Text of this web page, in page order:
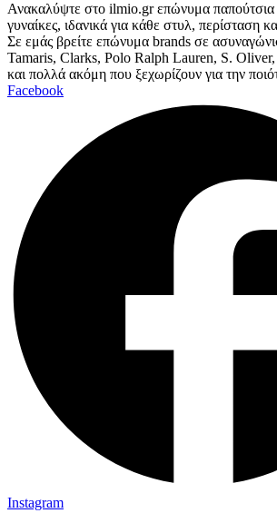
Ανακαλύψτε στο ilmio.gr επώνυμα παπούτσια
γυναίκες, ιδανικά για κάθε στυλ, περίσταση
Σε εμάς βρείτε επώνυμα brands σε
Tamaris, Clarks, Polo Ralph Lauren, S.
και πολλά ακόμη που ξεχωρίζουν για την
Facebook
Instagram